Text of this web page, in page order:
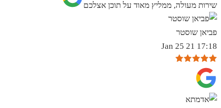
שירות מעולה, ממליץ מאוד על תוכן אצלכם
פביאן שוסטר
17:18 21 Jan 25